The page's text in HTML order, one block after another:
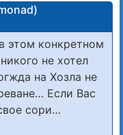
этом конкретном
не хотел
на Хозла не
Если Вас
сори…